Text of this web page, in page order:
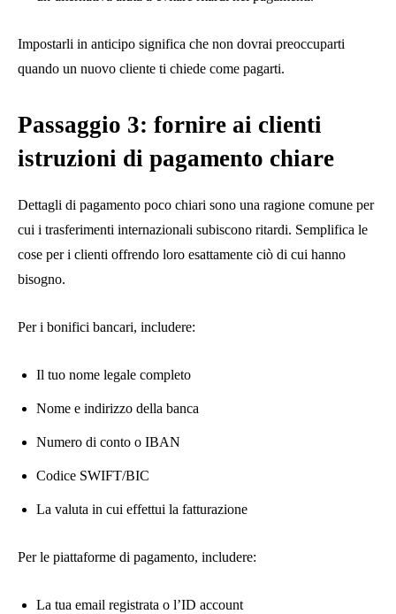
Impostarli in anticipo significa che non dovrai preoccuparti
quando un nuovo cliente ti chiede come pagarti.
Passaggio 3: fornire ai clienti
istruzioni di pagamento chiare
Dettagli di pagamento poco chiari sono una ragione comune per
cui i trasferimenti internazionali subiscono ritardi. Semplifica le
cose per i clienti offrendo loro esattamente ciò di cui hanno
bisogno.
Per i bonifici bancari, includere:
Il tuo nome legale completo
Nome e indirizzo della banca
Numero di conto o IBAN
Codice SWIFT/BIC
La valuta in cui effettui la fatturazione
Per le piattaforme di pagamento, includere:
La tua email registrata o l’ID account